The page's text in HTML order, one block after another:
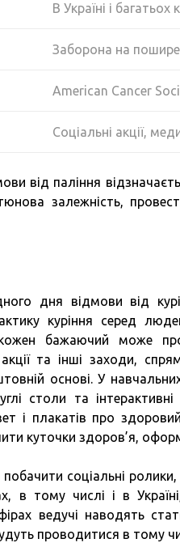
В Україні і багатьох
Заборона на
American Cancer
Соціальні акції,
від паління
залежність,
дня відмови від
куріння серед
бажаючий може
акції та інші заходи,
основі. У
столи та
і плакатів про
куточки здоров’я,
соціальні
в тому числі і в
ведучі наводять
проводитися в тому